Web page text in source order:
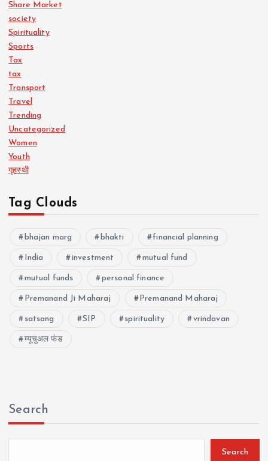
Share Market
society
Spirituality
Sports
Tax
tax
Transport
Travel
Trending
Uncategorized
Women
Youth
गृहस्थी
Tag Clouds
bhajan marg bhakti financial planning
India investment mutual fund
mutual funds personal finance
Premanand Ji Maharaj Premanand Maharaj
satsang SIP spirituality vrindavan
म्यूचुअल फंड
Search
Search